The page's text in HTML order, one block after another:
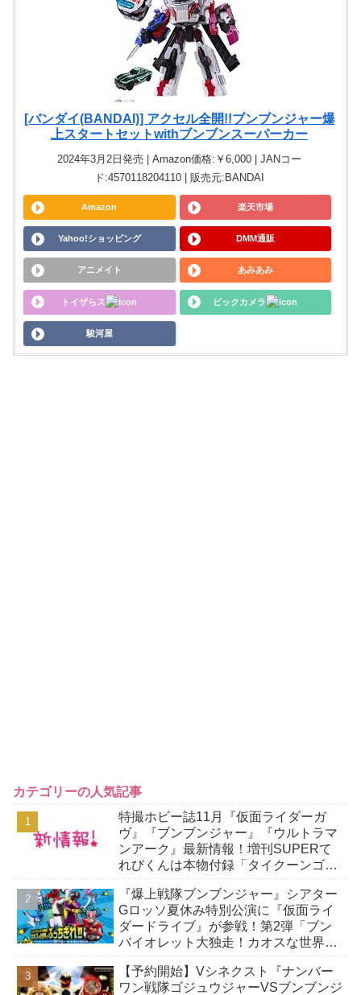
[バンダイ(BANDAI)] アクセル全開!!ブンブンジャー爆
上スタートセットwithブンブンスーパーカー
2024年3月2日発売 | Amazon価格:￥6,000 | JANコー
ド:4570118204110 | 販売元:BANDAI
Amazon 楽天市場
Yahoo!ショッピング DMM通販
アニメイト あみあみ
トイザらス ビックカメラ
駿河屋
カテゴリーの人気記事
特撮ホビー誌11月『仮面ライダーガ
ヴ』『ブンブンジャー』『ウルトラマ
ンアーク』最新情報！増刊SUPERて
れびくんは本物付録「タイクーンゴチ
『爆上戦隊ブンブンジャー』シアター
Gロッソ夏休み特別公演に『仮面ライ
ダードライブ』が参戦！第2弾「ブン
バイオレット大独走！カオスな世界で
【予約開始】Vシネクスト『ナンバー
ワン戦隊ゴジュウジャーVSブンブンジ